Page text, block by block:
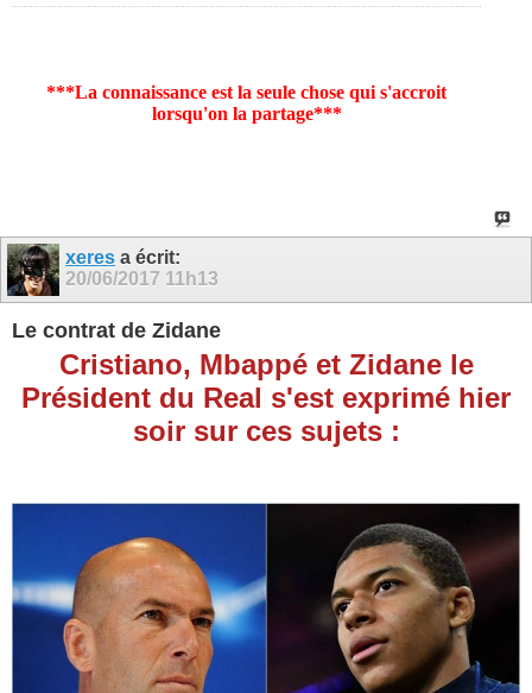
***La connaissance est la seule chose qui s'accroit
lorsqu'on la partage***
xeres a écrit:
20/06/2017 11h13
Le contrat de Zidane
Cristiano, Mbappé et Zidane le
Président du Real s'est exprimé hier
soir sur ces sujets :